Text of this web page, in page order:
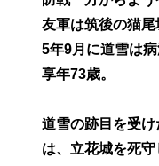
友軍は筑後の猫尾
5年9月に道雪は病
享年73歳。
道雪の跡目を受け
は、立花城を死守